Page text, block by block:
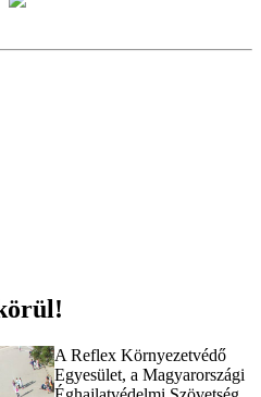
A Reflex Környezetvédő
Egyesület, a Magyarországi